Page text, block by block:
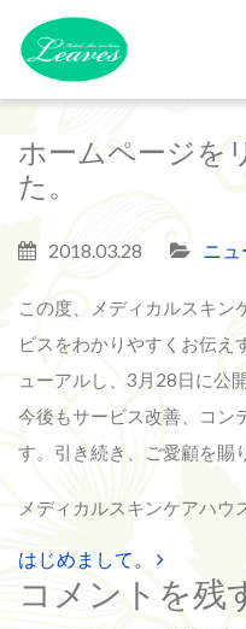
ホームページを
た。
2018.03.28 ニュ
この度、メディカルスキン
ビスをわかりやすくお伝え
ューアルし、3月28日に公
今後もサービス改善、コン
す。引き続き、ご愛顧を賜
メディカルスキンケアハウ
Post
はじめまして。
コメントを残